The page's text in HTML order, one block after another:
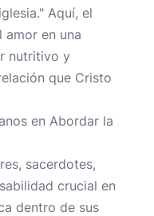
Aquí, el
amor en una
nutritivo y
que Cristo
en Abordar la
sacerdotes,
crucial en
dentro de sus